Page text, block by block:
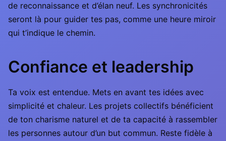
de reconnaissance et d’élan neuf. Les synchronicités
seront là pour guider tes pas, comme une heure miroir
qui t’indique le chemin.
Confiance et leadership
Ta voix est entendue. Mets en avant tes idées avec
simplicité et chaleur. Les projets collectifs bénéficient
de ton charisme naturel et de ta capacité à rassembler
les personnes autour d’un but commun. Reste fidèle à